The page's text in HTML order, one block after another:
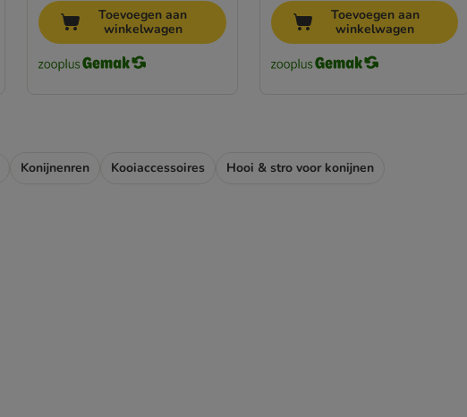
Toevoegen aan
winkelwagen
Toevoegen aan
winkelwagen
Konijnenren Kooiaccessoires
Hooi & stro voor konijnen